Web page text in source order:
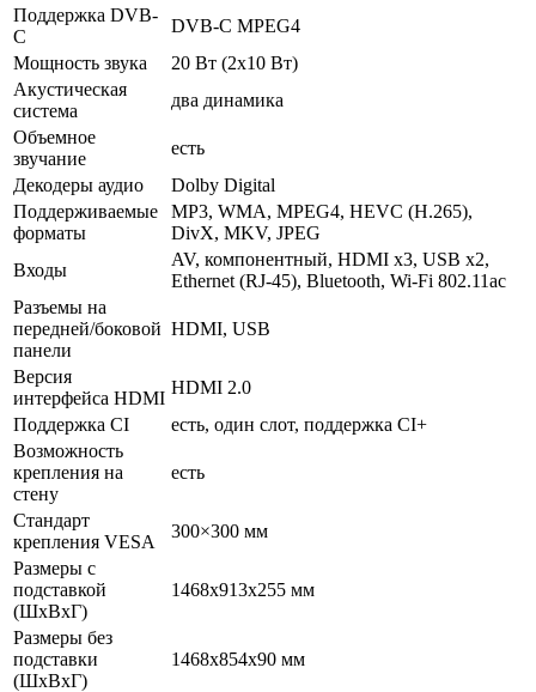
Поддержка DVB-
C
DVB-C MPEG4
Мощность звука
20 Вт (2х10 Вт)
Акустическая
система
два динамика
Объемное
звучание
есть
Декодеры аудио
Dolby Digital
Поддерживаемые
форматы
MP3, WMA, MPEG4, HEVC (H.265),
DivX, MKV, JPEG
Входы
AV, компонентный, HDMI x3, USB x2,
Ethernet (RJ-45), Bluetooth, Wi-Fi 802.11ac
Разъемы на
передней/боковой
панели
HDMI, USB
Версия
интерфейса HDMI
HDMI 2.0
Поддержка CI
есть, один слот, поддержка CI+
Возможность
крепления на
стену
есть
Стандарт
крепления VESA
300×300 мм
Размеры с
подставкой
(ШxВxГ)
1468x913x255 мм
Размеры без
подставки
(ШxВxГ)
1468x854x90 мм